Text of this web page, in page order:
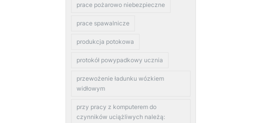
prace pożarowo niebezpieczne
prace spawalnicze
produkcja potokowa
protokół powypadkowy ucznia
przewożenie ładunku wózkiem
widłowym
przy pracy z komputerem do
czynników uciążliwych należą: